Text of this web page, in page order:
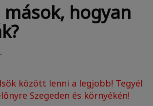
mások, hogyan
között lenni a legjobb! Tegyél
Szegeden és környékén!